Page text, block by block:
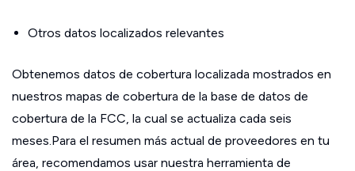
Otros datos localizados relevantes
Obtenemos datos de cobertura localizada mostrados en
nuestros mapas de cobertura de la base de datos de
cobertura de la FCC, la cual se actualiza cada seis
meses.Para el resumen más actual de proveedores en tu
área, recomendamos usar nuestra herramienta de